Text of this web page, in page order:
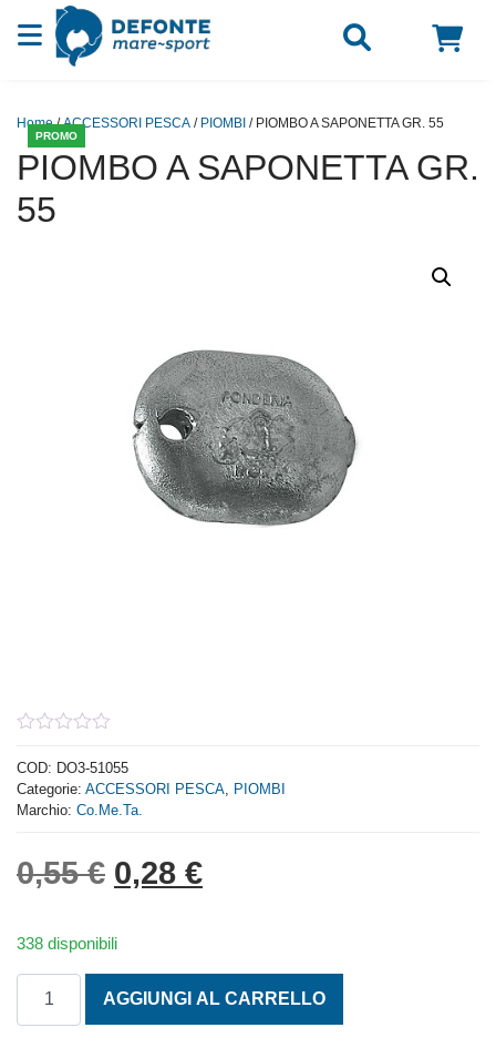
Vai al contenuto
PROMO
Home/ACCESSORI PESCA / PIOMBI / PIOMBO A SAPONETTA GR. 55
PIOMBO A SAPONETTA GR.
55
out
of
5
COD: DO3-51055
Categorie: ACCESSORI PESCA
PIOMBI
Marchio: Co.Me.Ta.
0,55€ Il prezzo originale era:
0,28 €Il prezzo attuale è:
338 disponibili
AGGIUNGI AL CARRELLO